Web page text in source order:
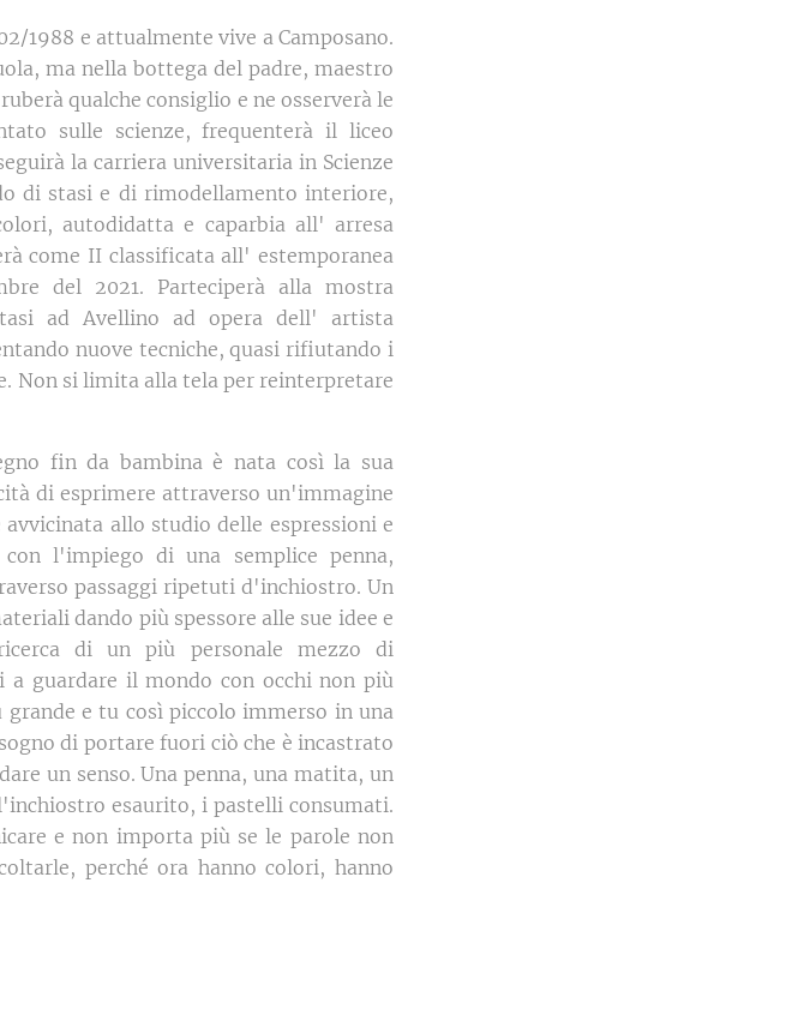
1988 e attualmente vive a Camposano.
ma nella bottega del padre, maestro
qualche consiglio e ne osserverà le
sulle scienze, frequenterà il liceo
la carriera universitaria in Scienze
di stasi e di rimodellamento interiore,
autodidatta e caparbia all' arresa
come II classificata all' estemporanea
del 2021. Parteciperà alla mostra
ad Avellino ad opera dell' artista
nuove tecniche, quasi rifiutando i
Non si limita alla tela per reinterpretare
fin da bambina è nata così la sua
di esprimere attraverso un'immagine
allo studio delle espressioni e
l'impiego di una semplice penna,
passaggi ripetuti d'inchiostro. Un
dando più spessore alle sue idee e
di un più personale mezzo di
a guardare il mondo con occhi non più
e tu così piccolo immerso in una
di portare fuori ciò che è incastrato
un senso. Una penna, una matita, un
esaurito, i pastelli consumati.
e non importa più se le parole non
perché ora hanno colori, hanno